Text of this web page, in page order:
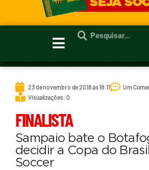
23 de novembro de 2018 às 18:11
Um
Visualizações: 0
FINALISTA
Sampaio bate o
decidir a Copa do
Soccer